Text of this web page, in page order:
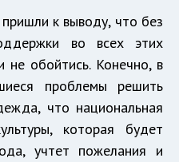
пришли к выводу, что без
во всех этих
не обойтись. Конечно, в
проблемы решить
что национальная
которая будет
учтет пожелания и